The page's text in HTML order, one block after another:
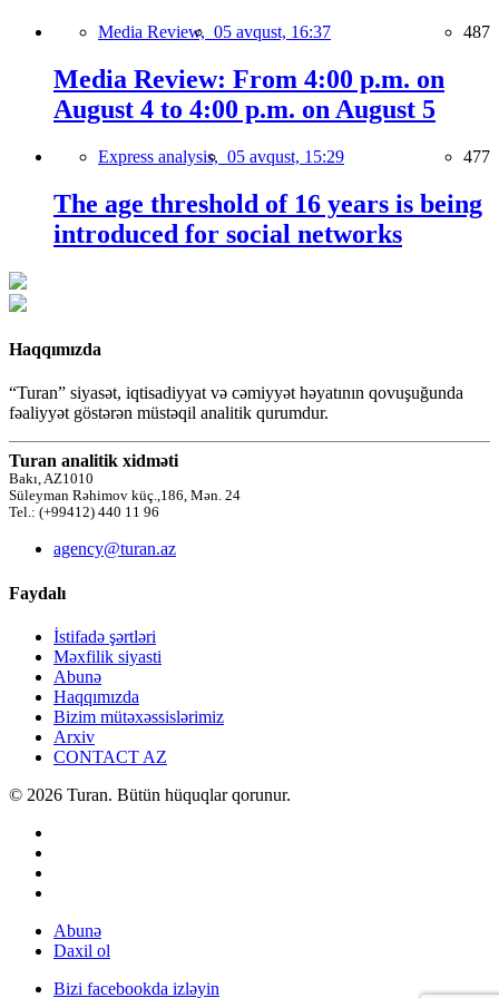
Media Review, 05 avqust, 16:37 487
Media Review: From 4:00 p.m. on
August 4 to 4:00 p.m. on August 5
Express analysis, 05 avqust, 15:29 477
The age threshold of 16 years is being
introduced for social networks
Haqqımızda
“Turan” siyasət, iqtisadiyyat və cəmiyyət həyatının qovuşuğunda
fəaliyyət göstərən müstəqil analitik qurumdur.
Turan analitik xidməti
Bakı, AZ1010
Süleyman Rəhimov küç.,186, Mən. 24
Tel.: (+99412) 440 11 96
agency@turan.az
Faydalı
İstifadə şərtləri
Məxfilik siyasti
Abunə
Haqqımızda
Bizim mütəxəssislərimiz
Arxiv
CONTACT AZ
© 2026 Turan. Bütün hüquqlar qorunur.
Abunə
Daxil ol
Bizi facebookda izləyin